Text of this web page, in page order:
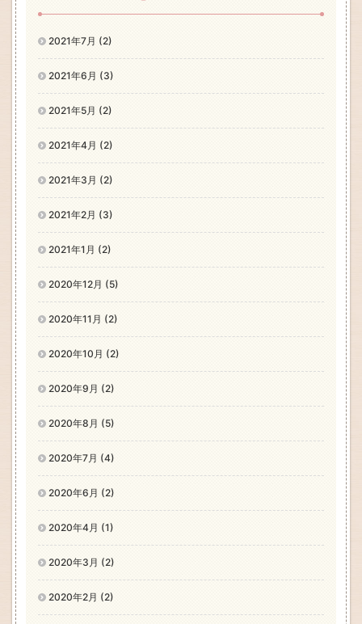
2021年7月 (2)
2021年6月 (3)
2021年5月 (2)
2021年4月 (2)
2021年3月 (2)
2021年2月 (3)
2021年1月 (2)
2020年12月 (5)
2020年11月 (2)
2020年10月 (2)
2020年9月 (2)
2020年8月 (5)
2020年7月 (4)
2020年6月 (2)
2020年4月 (1)
2020年3月 (2)
2020年2月 (2)